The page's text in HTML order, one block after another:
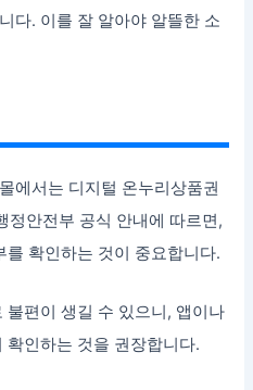
다. 이를 잘 알아야 알뜰한 소
에서는 디지털 온누리상품권
안전부 공식 안내에 따르면,
확인하는 것이 중요합니다.
편이 생길 수 있으니, 앱이나
확인하는 것을 권장합니다.